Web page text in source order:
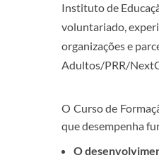
Instituto de
voluntariado,
organizações e
Adultos/PRR/
O Curso de
que desempenha
O